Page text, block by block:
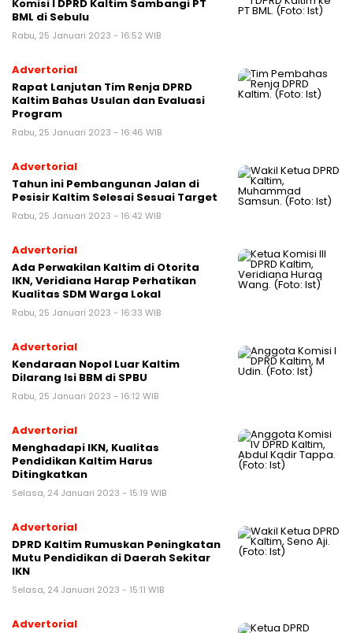
Komisi I DPRD Kaltim Sambangi PT
BML di Sebulu
Rabu, 25 Januari 2023 - 16:52 WIB
Advertorial
Rapat Lanjutan Tim Renja DPRD
Kaltim Bahas Usulan dan Evaluasi
Program
Rabu, 25 Januari 2023 - 16:46 WIB
Advertorial
Tahun ini Pembangunan Jalan di
Pesisir Kaltim Selesai Sesuai Target
Rabu, 25 Januari 2023 - 16:42 WIB
Advertorial
Ada Perwakilan Kaltim di Otorita
IKN, Veridiana Harap Perhatikan
Kualitas SDM Warga Lokal
Rabu, 25 Januari 2023 - 16:33 WIB
Advertorial
Kendaraan Nopol Luar Kaltim
Dilarang Isi BBM di SPBU
Rabu, 25 Januari 2023 - 16:12 WIB
Advertorial
Menghadapi IKN, Kualitas
Pendidikan Kaltim Harus
Ditingkatkan
Selasa, 24 Januari 2023 - 15:19 WIB
Advertorial
DPRD Kaltim Rumuskan Peningkatan
Mutu Pendidikan di Daerah Sekitar
IKN
Selasa, 24 Januari 2023 - 15:11 WIB
Advertorial